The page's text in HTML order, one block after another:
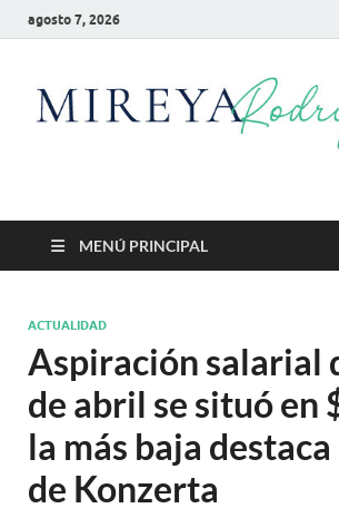
agosto 7, 2026
Mireya
MENÚ PRINCIPAL
ACTUALIDAD
Aspiración salarial
de abril se situó en
la más baja
de Konzerta